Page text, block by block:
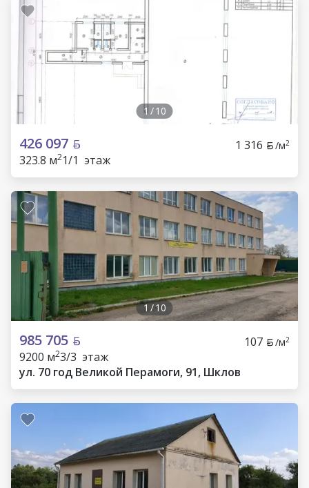
1/10
426 097 1 316 /м2
323.8 м21/1 этаж
1/10
985 705 107 /м2
9200 м23/3 этаж
ул. 70 год Великой Перамоги, 91, Шклов